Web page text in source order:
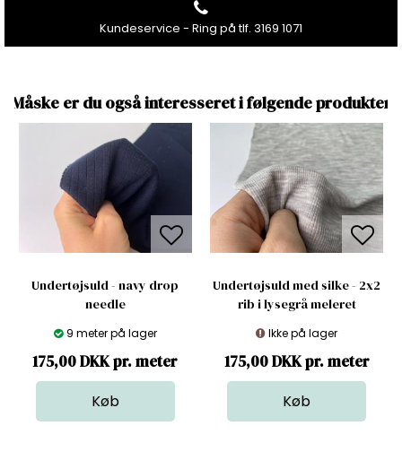
Kundeservice - Ring på tlf. 3169 1071
Måske er du også interesseret i følgende produkter
Undertøjsuld - navy drop
needle
9 meter på lager
175,00 DKK pr. meter
Undertøjsuld med silke - 2x2
rib i lysegrå meleret
Ikke på lager
175,00 DKK pr. meter